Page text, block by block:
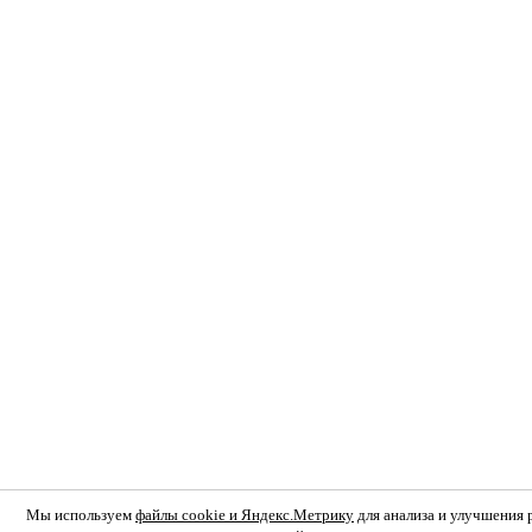
Мы используем файлы cookie и Яндекс.Метрику для анализа и улучшения